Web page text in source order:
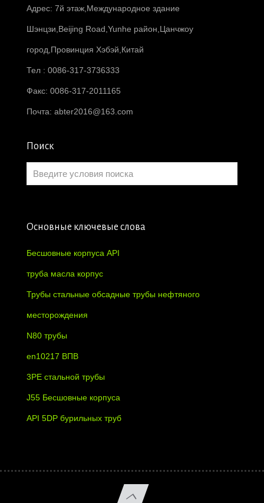
Адрес: 7й этаж,Международное здание
Шэнцзи,Beijing Road,Yunhe район,Цанчжоу
город,Провинция Хэбэй,Китай
Тел : 0086-317-3736333
Факс: 0086-317-2011165
Почта: abter2016@163.com
Поиск
Основные ключевые слова
Бесшовные корпуса API
труба масла корпус
Трубы стальные обсадные трубы нефтяного
месторождения
N80 трубы
en10217 ВПВ
3PE стальной трубы
J55 Бесшовные корпуса
API 5DP бурильных труб